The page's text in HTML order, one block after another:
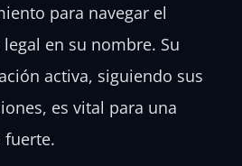
para navegar el
en su nombre. Su
activa, siguiendo sus
es vital para una
fuerte.